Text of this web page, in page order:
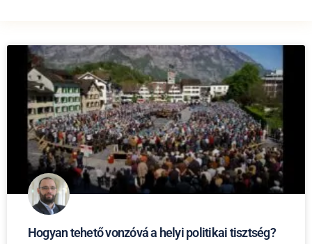
Hogyan tehető vonzóvá a helyi politikai tisztség?